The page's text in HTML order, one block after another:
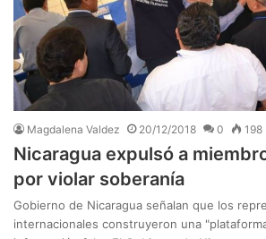
Magdalena Valdez 20/12/2018 0 198
Nicaragua expulsó a
por violar soberanía
Gobierno de Nicaragua señalan que los
internacionales construyeron una